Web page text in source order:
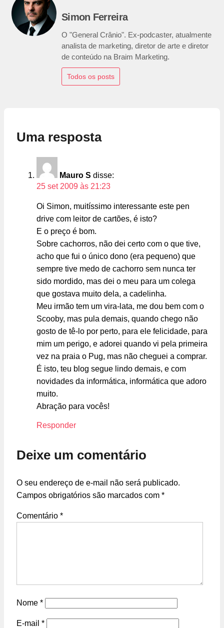
Simon Ferreira
O "General Crânio". Ex-podcaster, atualmente
analista de marketing, diretor de arte e diretor
de conteúdo na Braim Marketing.
Todos os posts
Uma resposta
Mauro S disse:
25 set 2009 às 21:23
Oi Simon, muitíssimo interessante este pen
drive com leitor de cartões, é isto?
E o preço é bom.
Sobre cachorros, não dei certo com o que tive,
acho que fui o único dono (era pequeno) que
sempre tive medo de cachorro sem nunca ter
sido mordido, mas dei o meu para um colega
que gostava muito dela, a cadelinha.
Meu irmão tem um vira-lata, me dou bem com o
Scooby, mas pula demais, quando chego não
gosto de tê-lo por perto, para ele felicidade, para
mim um perigo, e adorei quando vi pela primeira
vez na praia o Pug, mas não cheguei a comprar.
É isto, teu blog segue lindo demais, e com
novidades da informática, informática que adoro
muito.
Abração para vocês!
Responder
Deixe um comentário
O seu endereço de e-mail não será publicado.
Campos obrigatórios são marcados com *
Comentário *
Nome *
E-mail *